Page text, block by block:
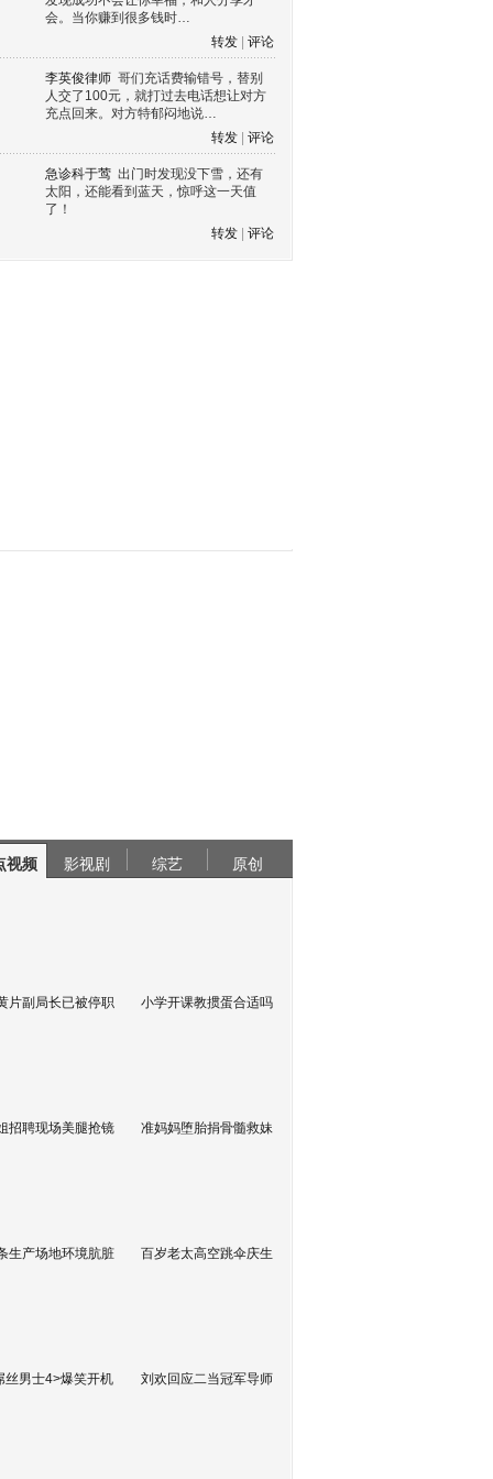
会。当你赚到很多钱时…
转发
评论
李英俊律师 哥们充话费输错号，替别
人交了100元，就打过去电话想让对方
充点回来。对方特郁闷地说…
转发
评论
急诊科于莺 出门时发现没下雪，还有
太阳，还能看到蓝天，惊呼这一天值
了！
转发
评论
视频 影视剧 综艺 原创
片副局长已被停职 小学开课教掼蛋合适吗
招聘现场美腿抢镜 准妈妈堕胎捐骨髓救妹
生产场地环境肮脏 百岁老太高空跳伞庆生
丝男士4>爆笑开机 刘欢回应二当冠军导师